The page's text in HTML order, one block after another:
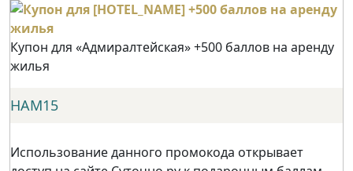
Купон для «Адмиралтейская» +500 баллов на аренду
жилья
НАМ15
Использование данного промокода открывает